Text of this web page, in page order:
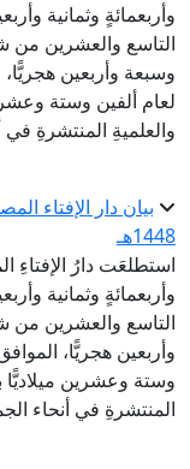
وأربعمائةٍ وثمانية
التاسع والعشرين من
وسبعة وأربعين
لعام ألفين وستة
والعلميةِ المنتشرةِ في
بيان دار الإفتاء
1448هـ
استطلعَت دارُ
وأربعمائةٍ وثمانية
التاسع والعشرين من
وأربعين هجريًّا،
وستة وعشرين ميلاديًّا
المنتشرةِ في أنحاء